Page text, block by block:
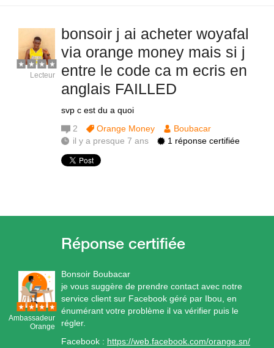
bonsoir j ai acheter woyafal
via orange money mais si j
entre le code ca m ecris en
anglais FAILLED
svp c est du a quoi
Lecteur
2 Orange Money
Boubacar
il y a presque 7 ans
1 réponse certifiée
Ambassadeur
Orange
Bonsoir Boubacar
je vous suggère de prendre contact avec notre
service client sur Facebook géré par Ibou, en
énumérant votre problème il va vérifier puis le
régler.
Facebook : https://web.facebook.com/orange.sn/